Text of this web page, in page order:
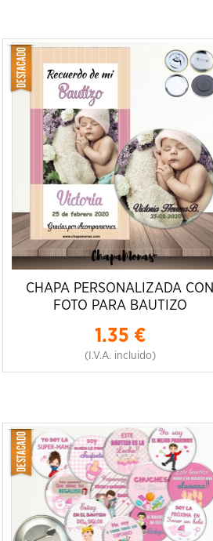
CHAPA PERSONALIZADA CON
FOTO PARA BAUTIZO
1.35 €
(I.V.A. incluido)